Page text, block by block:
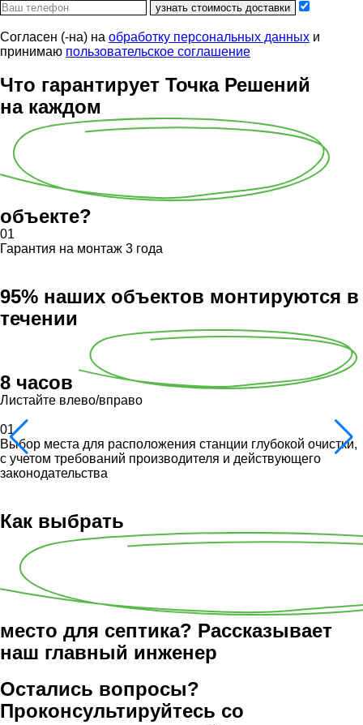
узнать стоимость доставки
Согласен (-на) на обработку персональных данных и
принимаю пользовательское соглашение
Что гарантирует Точка Решений
на каждом
объекте?
01
Гарантия на монтаж 3 года
95% наших объектов монтируются в
течении
8 часов
Листайте влево/вправо
01
Выбор места для расположения станции глубокой очистки,
с учетом требований производителя и действующего
законодательства
Как выбрать
место для септика? Рассказывает
наш главный инженер
Остались вопросы?
Проконсультируйтесь со